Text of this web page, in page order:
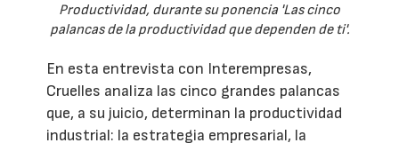
Productividad, durante su ponencia 'Las cinco
palancas de la productividad que dependen de ti'.
En esta entrevista con Interempresas,
Cruelles analiza las cinco grandes palancas
que, a su juicio, determinan la productividad
industrial: la estrategia empresarial, la